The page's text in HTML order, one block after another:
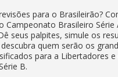
para o Brasileirão?
Campeonato Brasileiro Série
seus palpites, simule os
quem serão os
para a Libertadores e
B.